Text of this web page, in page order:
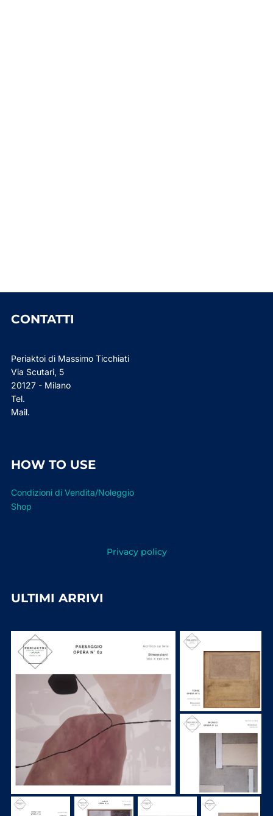
CONTATTI
Periaktoi di Massimo Ticchiati
Via Scutari, 5
20127 - Milano
Tel.
Mail.
HOW TO USE
Condizioni di Vendita/Noleggio
Shop
Privacy policy
ULTIMI ARRIVI